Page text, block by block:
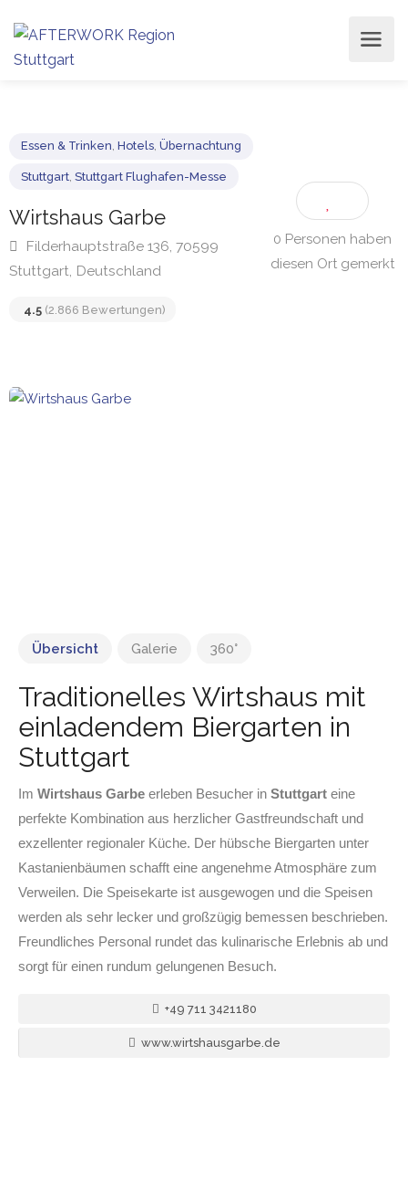
Wirtshaus Garbe
Filderhauptstraße 136, 70599
0 Personen haben
diesen Ort gemerkt
Übersicht Galerie 360°
Traditionelles Wirtshaus mit
einladendem Biergarten in
Stuttgart
Im Wirtshaus Garbe erleben Besucher in Stuttgart eine
perfekte Kombination aus herzlicher Gastfreundschaft und
exzellenter regionaler Küche. Der hübsche Biergarten unter
Kastanienbäumen schafft eine angenehme Atmosphäre zum
Verweilen. Die Speisekarte ist ausgewogen und die Speisen
werden als sehr lecker und großzügig bemessen beschrieben.
Freundliches Personal rundet das kulinarische Erlebnis ab und
sorgt für einen rundum gelungenen Besuch.
+49 711 3421180
www.wirtshausgarbe.de